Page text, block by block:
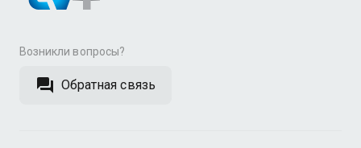
Возникли вопросы?
Обратная связь